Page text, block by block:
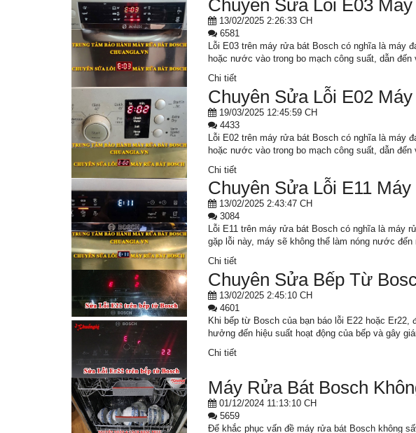
Chuyên Sửa Lỗi E03
13/02/2025 2:26:33 CH
6581
Lỗi E03 trên máy rửa bát Bosch có nghĩa là máy
hoặc nước vào trong bo mạch công suất, dẫn
Chi tiết
Chuyên Sửa Lỗi E02
19/03/2025 12:45:59 CH
4433
Lỗi E02 trên máy rửa bát Bosch có nghĩa là máy
hoặc nước vào trong bo mạch công suất, dẫn đến
Chi tiết
Chuyên Sửa Lỗi E11
13/02/2025 2:43:47 CH
3084
Lỗi E11 trên máy rửa bát Bosch có nghĩa là máy
gặp lỗi này, máy sẽ không thể làm nóng nước
Chi tiết
Chuyên Sửa Bếp Từ
13/02/2025 2:45:10 CH
4601
Khi bếp từ Bosch của bạn báo lỗi E22 hoặc
hưởng đến hiệu suất hoạt động của bếp và gây
Chi tiết
Máy Rửa Bát Bosch
01/12/2024 11:13:10 CH
5659
Để khắc phục vấn đề máy rửa bát Bosch không